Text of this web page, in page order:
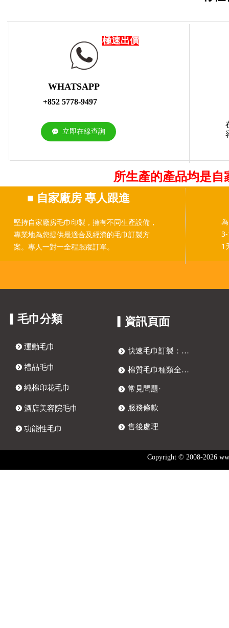
WHATSAPP
+852 5778-9497
끁 立即在線查詢
極速出價
所生產的產品均是
■ 自家廠房 專人跟進
1
堅持自家廠房毛巾印製，擁有不同生產設備，
專業地為您提供最適合及經濟的毛巾訂製方
案。專人一對一全程跟蹤訂單。
Copyright © 2008-2026
▎資訊頁面
뀹 快速毛巾訂製：四步打造獨特客製化毛巾
뀹 棉質毛巾種類全解析：訂製毛巾、提花毛巾與抗菌毛巾選購指南
뀹 常見問題·
뀹 服務條款
뀹 售後處理
▎毛巾分類
뀹 運動毛巾
뀹 禮品毛巾
뀹 純棉印花毛巾
뀹 酒店美容院毛巾
뀹 功能性毛巾